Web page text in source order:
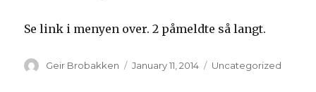
Se link i menyen over. 2 påmeldte så langt.
Author
Geir Brobakken
Posted
January 11, 2014 Categories
Uncategorized